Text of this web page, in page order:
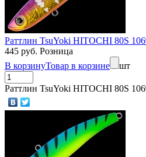
Раттлин TsuYoki HITOCHI 80S
445 руб. Розница
В корзинуТовар в корзине шт
Раттлин TsuYoki HITOCHI 80S